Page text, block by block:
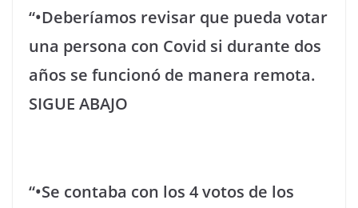
“•Deberíamos revisar que pueda votar
una persona con Covid si durante dos
años se funcionó de manera remota.
SIGUE ABAJO
“•Se contaba con los 4 votos de los